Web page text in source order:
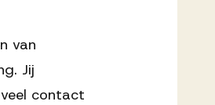
van
Jij
contact